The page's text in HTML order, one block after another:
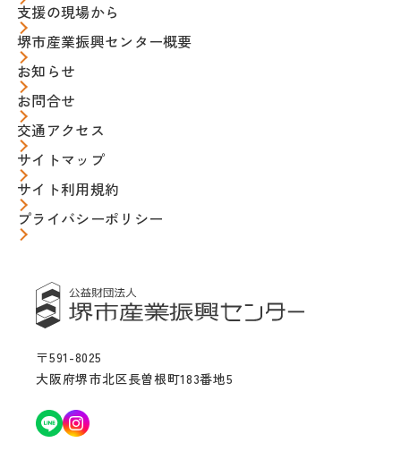
〒591-8025
大阪府堺市北区長曽根町183番地5
支援の現場から
堺市産業振興センター概要
お知らせ
お問合せ
交通アクセス
サイトマップ
サイト利用規約
プライバシーポリシー